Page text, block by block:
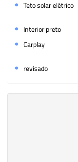
Teto solar elétrico
Interior preto
Carplay
revisado